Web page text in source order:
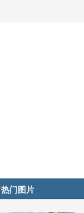
热门图片